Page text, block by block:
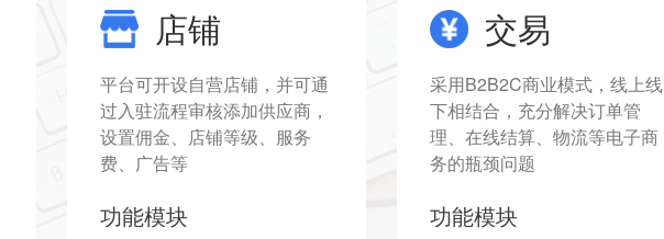
店铺
平台可开设自营店铺，并可通
过入驻流程审核添加供应商，
设置佣金、店铺等级、服务
费、广告等
功能模块
交易
采用B2B2C商业模式，线上线
下相结合，充分解决订单管
理、在线结算、物流等电子商
务的瓶颈问题
功能模块